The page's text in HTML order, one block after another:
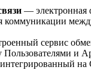
— электронная
коммуникации
сервис
и
на